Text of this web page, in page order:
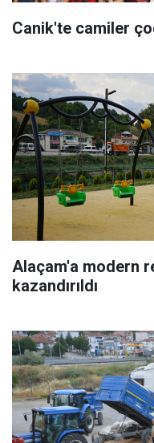
Canik'te camiler
Alaçam'a modern
kazandırıldı